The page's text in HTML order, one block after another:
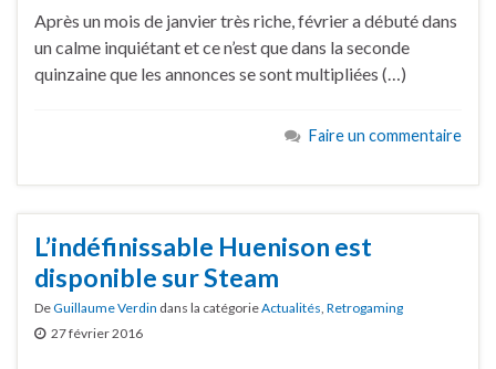
Après un mois de janvier très riche, février a débuté dans
un calme inquiétant et ce n’est que dans la seconde
quinzaine que les annonces se sont multipliées (…)
Faire un commentaire
L’indéfinissable Huenison est
disponible sur Steam
DeGuillaume Verdin dans la catégorieActualités, Retrogaming
27 février 2016